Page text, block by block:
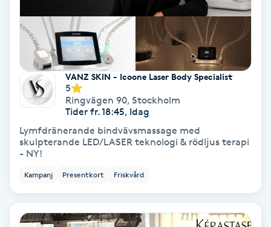
Färgning
Föning
Gel naglar
Gelenaglar
VANZ SKIN - Icoone Laser Body Specialist
5
Ringvägen 90, Stockholm
Tider fr. 18:45, Idag
Lymfdränerande bindvävsmassage med
skulpterande LED/LASER teknologi & rödljus terapi
- NY!
Kampanj Presentkort Friskvård